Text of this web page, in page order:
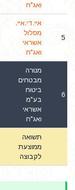
ואג"ח
5
איי.די.איי.
מסלול
אשראי
ואג"ח
6
מנורה
מבטחים
ביטוח
בע"מ
אשראי
ואג"ח
תשואה
ממוצעת
לקבוצה